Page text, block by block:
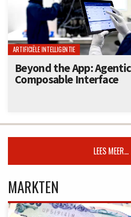
ARTIFICIËLE INTELLIGENTIE
Beyond the App:
Composable Interface
LEES MEER...
MARKTEN